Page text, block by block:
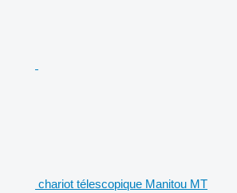
chariot télescopique Manitou MT